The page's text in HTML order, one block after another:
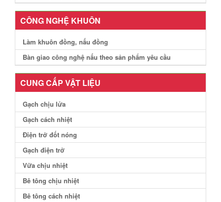
CÔNG NGHỆ KHUÔN
Làm khuôn đồng, nấu đồng
Bàn giao công nghệ nấu theo sản phẩm yêu cầu
CUNG CẤP VẬT LIỆU
Gạch chịu lửa
Gạch cách nhiệt
Điện trở đốt nóng
Gạch điện trở
Vữa chịu nhiệt
Bê tông chịu nhiệt
Bê tông cách nhiệt